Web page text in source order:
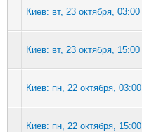
Киев: вт, 23 октября, 03:00
Киев: вт, 23 октября, 15:00
Киев: пн, 22 октября, 03:00
Киев: пн, 22 октября, 15:00